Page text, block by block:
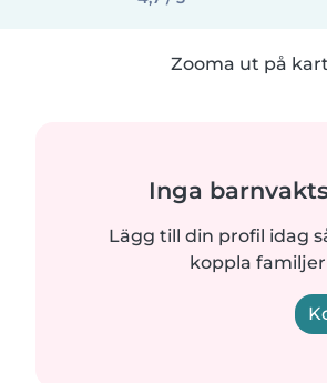
Zooma ut på
Inga
Lägg till din profil idag
koppla